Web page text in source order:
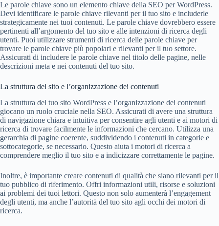
Le parole chiave sono un elemento chiave della SEO per WordPress.
Devi identificare le parole chiave rilevanti per il tuo sito e includerle
strategicamente nei tuoi contenuti. Le parole chiave dovrebbero essere
pertinenti all’argomento del tuo sito e alle intenzioni di ricerca degli
utenti. Puoi utilizzare strumenti di ricerca delle parole chiave per
trovare le parole chiave più popolari e rilevanti per il tuo settore.
Assicurati di includere le parole chiave nel titolo delle pagine, nelle
descrizioni meta e nei contenuti del tuo sito.
La struttura del sito e l’organizzazione dei contenuti
La struttura del tuo sito WordPress e l’organizzazione dei contenuti
giocano un ruolo cruciale nella SEO. Assicurati di avere una struttura
di navigazione chiara e intuitiva per consentire agli utenti e ai motori di
ricerca di trovare facilmente le informazioni che cercano. Utilizza una
gerarchia di pagine coerente, suddividendo i contenuti in categorie e
sottocategorie, se necessario. Questo aiuta i motori di ricerca a
comprendere meglio il tuo sito e a indicizzare correttamente le pagine.
Inoltre, è importante creare contenuti di qualità che siano rilevanti per il
tuo pubblico di riferimento. Offri informazioni utili, risorse e soluzioni
ai problemi dei tuoi lettori. Questo non solo aumenterà l’engagement
degli utenti, ma anche l’autorità del tuo sito agli occhi dei motori di
ricerca.